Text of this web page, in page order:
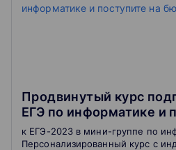
Продвинутый курс
ЕГЭ по информатике и
бюджет
к ЕГЭ-2023 в мини-группе по
Персонализированный курс с